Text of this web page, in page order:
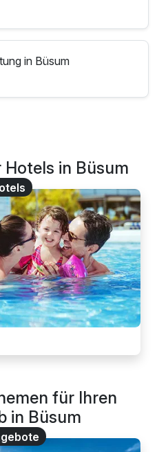
in Büsum
in Büsum
für Ihren
in Büsum